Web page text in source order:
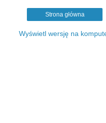
Strona główna
Wyświetl wersję na